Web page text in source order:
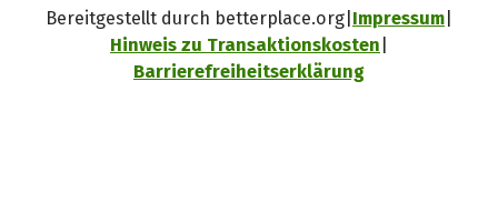
Bereitgestellt durch betterplace.org Impressum
Hinweis zu Transaktionskosten
Barrierefreiheitserklärung